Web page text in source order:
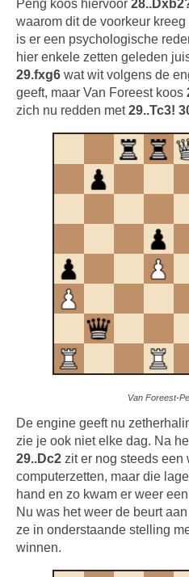
Peng koos hiervoor
waarom dit de voorkeur kreeg
is er een psychologische
hier enkele zetten geleden
29.fxg6 wat wit volgens de
geeft, maar Van Foreest koos
zich nu redden met29..Tc3!
Van Foreest-
De engine geeft nu
zie je ook niet elke dag. Na
29..Dc2 zit er nog steeds een
computerzetten, maar die
hand en zo kwam er weer
Nu was het weer de beurt
ze in onderstaande stelling
winnen.